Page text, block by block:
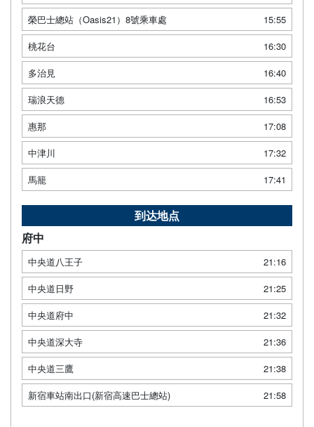
榮巴士總站（Oasis21）8號乘車處
15:55
桃花台
16:30
多治見
16:40
瑞浪天德
16:53
惠那
17:08
中津川
17:32
馬籠
17:41
到达地点
府中
中央道八王子
21:16
中央道日野
21:25
中央道府中
21:32
中央道深大寺
21:36
中央道三鷹
21:38
新宿車站南出口(新宿高速巴士總站)
21:58